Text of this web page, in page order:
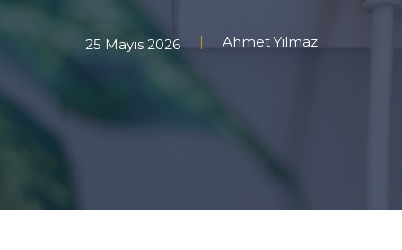
25 Mayıs 2026 Ahmet Yılmaz